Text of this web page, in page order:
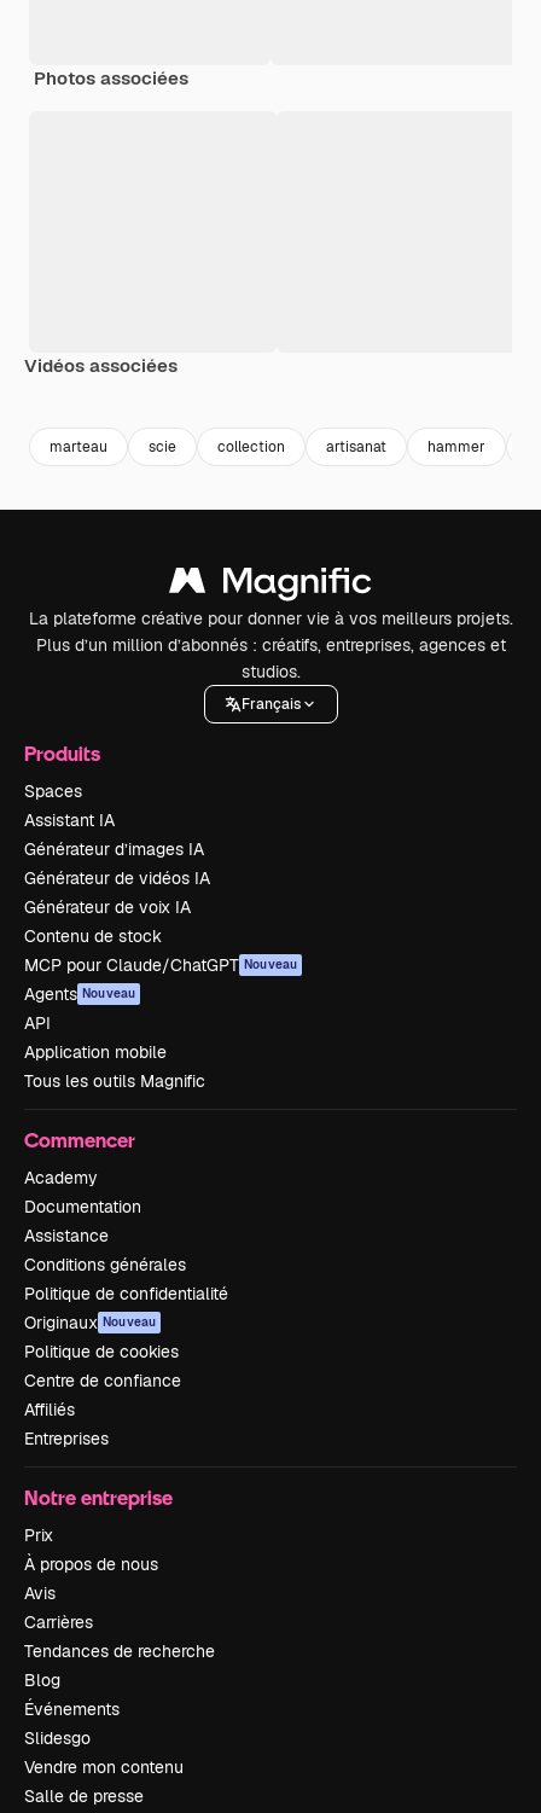
Photos associées
Vidéos associées
marteau scie collection artisanat hammer
La plateforme créative pour donner vie à vos meilleurs projets.
Plus d’un million d’abonnés : créatifs, entreprises, agences et
studios.
Français
Produits
Spaces
Assistant IA
Générateur d’images IA
Générateur de vidéos IA
Générateur de voix IA
Contenu de stock
MCP pour Claude/ChatGPT Nouveau
Agents Nouveau
API
Application mobile
Tous les outils Magnific
Commencer
Academy
Documentation
Assistance
Conditions générales
Politique de confidentialité
Originaux Nouveau
Politique de cookies
Centre de confiance
Affiliés
Entreprises
Notre entreprise
Prix
À propos de nous
Avis
Carrières
Tendances de recherche
Blog
Événements
Slidesgo
Vendre mon contenu
Salle de presse